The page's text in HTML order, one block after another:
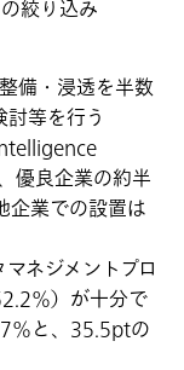
絞り込み
備・浸透を半数
等を行う
優良企業の約半
企業での設置は
ネジメントプロ
％）が十分で
％と、35.5ptの